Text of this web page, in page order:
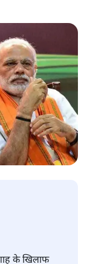
के खिलाफ